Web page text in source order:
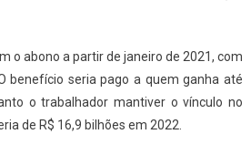
o abono a partir de janeiro de 2021, com
benefício seria pago a quem ganha até
o trabalhador mantiver o vínculo no
de R$ 16,9 bilhões em 2022.